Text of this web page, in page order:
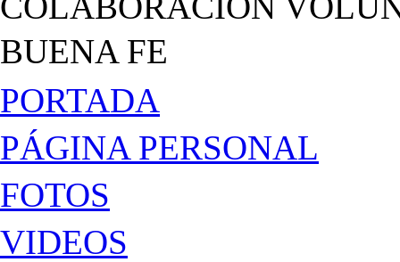
BUENA FE
PORTADA
PÁGINA PERSONAL
FOTOS
VIDEOS